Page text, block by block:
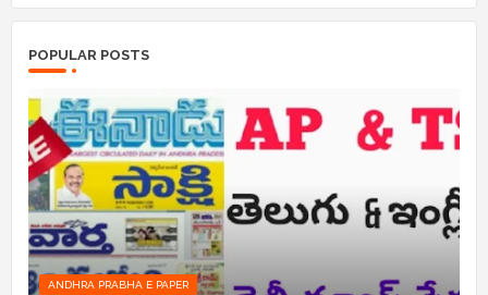
POPULAR POSTS
ANDHRA PRABHA E PAPER